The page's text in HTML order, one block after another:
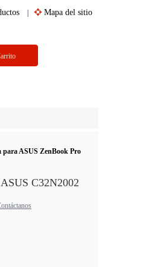
Mapa del sitio
para ASUS ZenBook Pro
C32N2002